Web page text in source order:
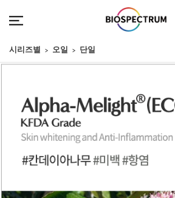
시리즈별 오일 단일